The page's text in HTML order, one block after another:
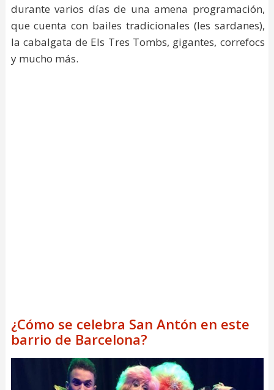
durante varios días de una amena programación,
que cuenta con bailes tradicionales (les sardanes),
la cabalgata de Els Tres Tombs, gigantes, correfocs
y mucho más.
¿Cómo se celebra San Antón en este
barrio de Barcelona?